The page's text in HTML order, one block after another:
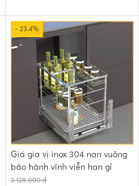
- 23.4%
Giá gia vị inox 304 nan vuông
bảo hành vĩnh viễn han gỉ
2.128.000 đ